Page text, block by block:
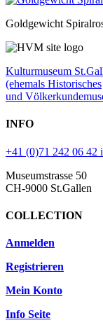
Goldgewicht
Kulturmuseum
(ehemals Historisches
und
INFO
+41 (0)71 242 06 42
Museumstrasse 50
CH-9000 St.Gallen
COLLECTION
Anmelden
Registrieren
Mein Konto
Info Seite